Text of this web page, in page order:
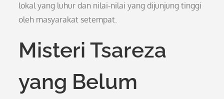
lokal yang luhur dan nilai-nilai yang dijunjung tinggi
oleh masyarakat setempat.
Misteri Tsareza
yang Belum